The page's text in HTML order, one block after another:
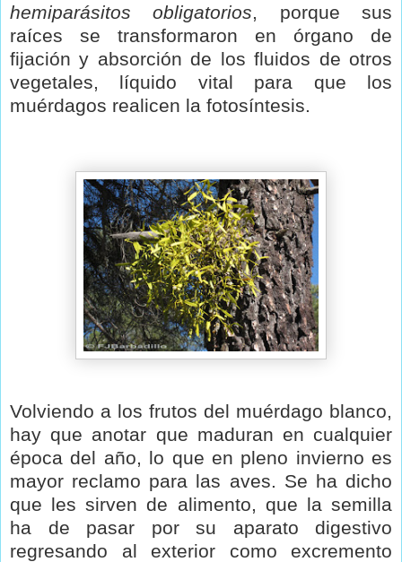
hemiparásitos obligatorios, porque sus
raíces se transformaron en órgano de
fijación y absorción de los fluidos de otros
vegetales, líquido vital para que los
muérdagos realicen la fotosíntesis.
Volviendo a los frutos del muérdago blanco,
hay que anotar que maduran en cualquier
época del año, lo que en pleno invierno es
mayor reclamo para las aves. Se ha dicho
que les sirven de alimento, que la semilla
ha de pasar por su aparato digestivo
regresando al exterior como excremento